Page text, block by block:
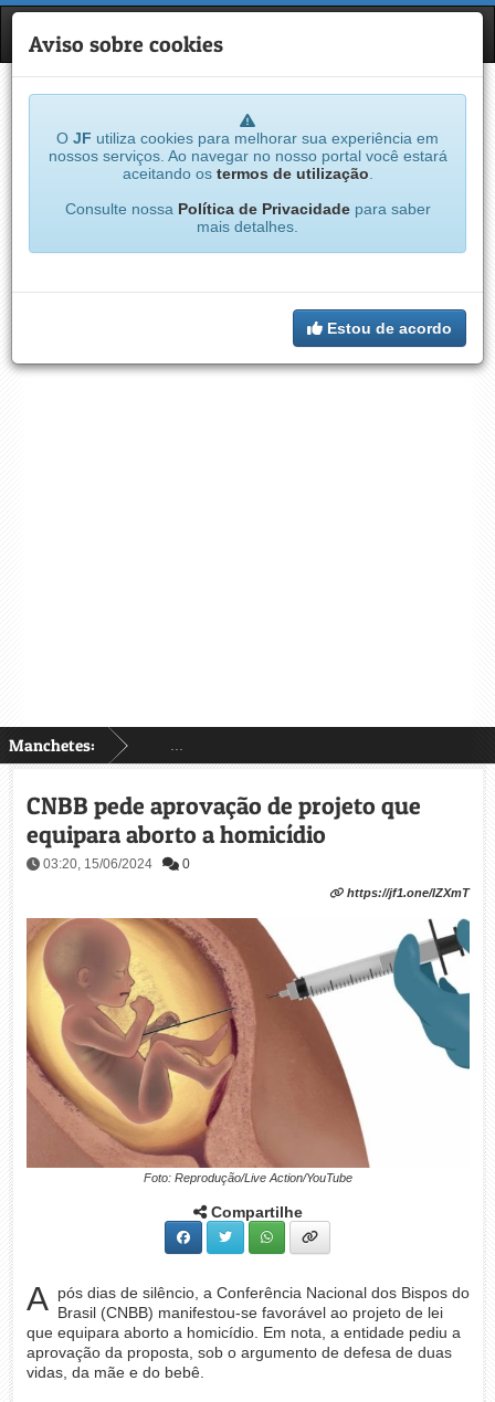
JF
Manchetes:
Aviso sobre cookies
O JF utiliza cookies para melhorar sua experiência em
nossos serviços. Ao navegar no nosso portal você estará
aceitando os termos de utilização
Consulte nossa Política de Privacidadepara saber
mais detalhes.
Estou de acordo
CNBB pede aprovação de projeto que
equipara aborto a homicídio
03:20, 15/06/2024 0
https://jf1.one/lZXmT
Foto: Reprodução/Live Action/YouTube
Compartilhe
A pós dias de silêncio, a Conferência Nacional dos Bispos do
Brasil (CNBB) manifestou-se favorável ao projeto de lei
que equipara aborto a homicídio. Em nota, a entidade pediu a
aprovação da proposta, sob o argumento de defesa de duas
vidas, da mãe e do bebê.